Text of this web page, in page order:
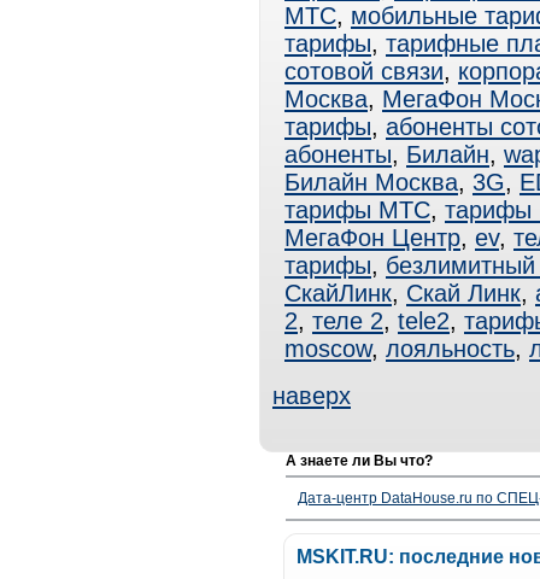
МТС, мобильные
тарифы, тарифные
сотовой связи,
Москва, МегаФон
тарифы, абоненты
абоненты, Билайн,
Билайн Москва, 3G,
тарифы МТС, тарифы
МегаФон Центр, ev,
тарифы,
СкайЛинк, Скай Линк,
2, теле 2, tele2,
moscow, лояльность,
наверх
А знаете ли Вы что?
Дата-центр DataHouse.ru по
MSKIT.RU: последние